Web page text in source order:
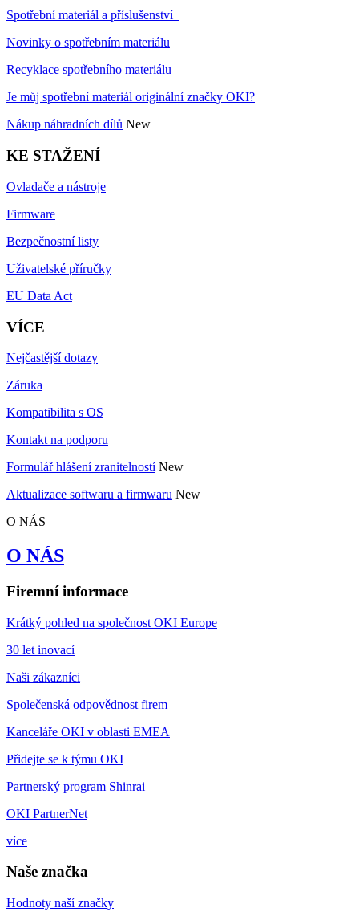
Spotřební materiál a příslušenství
Novinky o spotřebním materiálu
Recyklace spotřebního materiálu
Je můj spotřební materiál originální značky OKI?
Nákup náhradních dílů New
KE STAŽENÍ
Ovladače a nástroje
Firmware
Bezpečnostní listy
Uživatelské příručky
EU Data Act
VÍCE
Nejčastější dotazy
Záruka
Kompatibilita s OS
Kontakt na podporu
Formulář hlášení zranitelností New
Aktualizace softwaru a firmwaru New
O NÁS
O NÁS
Firemní informace
Krátký pohled na společnost OKI Europe
30 let inovací
Naši zákazníci
Společenská odpovědnost firem
Kanceláře OKI v oblasti EMEA
Přidejte se k týmu OKI
Partnerský program Shinrai
OKI PartnerNet
více
Naše značka
Hodnoty naší značky